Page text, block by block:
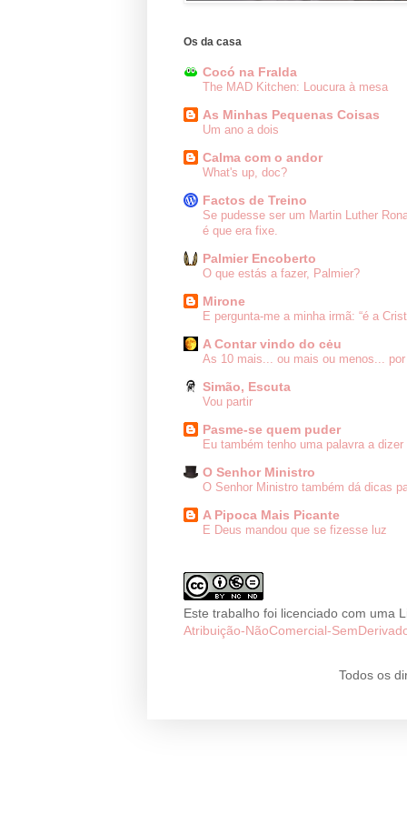
Os da casa
Cocó na Fralda
The MAD Kitchen: Loucura à mesa
As Minhas Pequenas Coisas
Um ano a dois
Calma com o andor
What's up, doc?
Factos de Treino
Se pudesse ser um Martin Luther
é que era fixe.
Palmier Encoberto
O que estás a fazer, Palmier?
Mirone
E pergunta-me a minha irmã: “é a
A Contar vindo do cėu
As 10 mais... ou mais ou menos...
Simão, Escuta
Vou partir
Pasme-se quem puder
Eu também tenho uma palavra a
O Senhor Ministro
O Senhor Ministro também dá dicas
A Pipoca Mais Picante
E Deus mandou que se fizesse luz
Este trabalho foi licenciado com uma
Atribuição-NãoComercial-
Todos os